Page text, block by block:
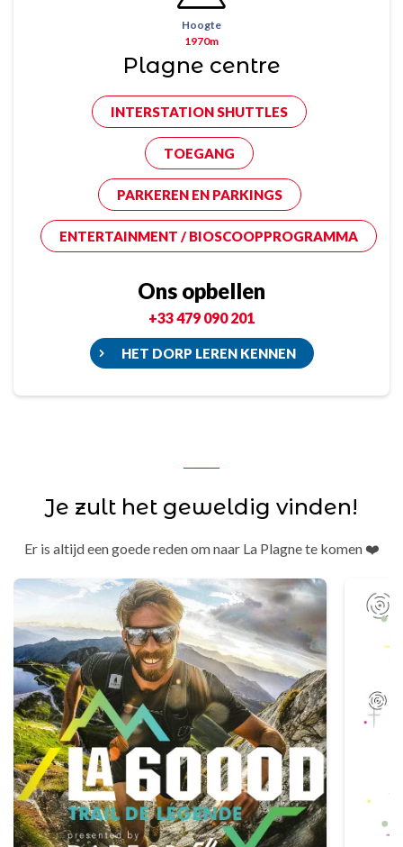
Hoogte
1970m
Plagne centre
INTERSTATION SHUTTLES
TOEGANG
PARKEREN EN PARKINGS
ENTERTAINMENT / BIOSCOOPPROGRAMMA
Ons opbellen
+33 479 090 201
HET DORP LEREN KENNEN
Je zult het geweldig vinden!
Er is altijd een goede reden om naar La Plagne te komen ❤️